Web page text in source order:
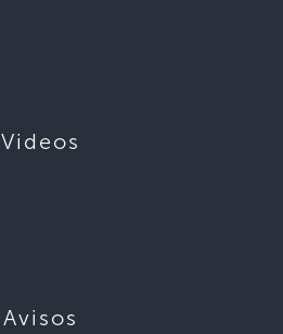
Videos
Avisos